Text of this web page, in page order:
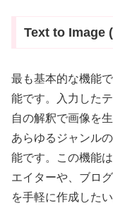
Text to Image
最も基本的な機能で
能です。入力した
自の解釈で画像を
あらゆるジャンル
能です。この機能
エイターや、ブロ
を手軽に作成した